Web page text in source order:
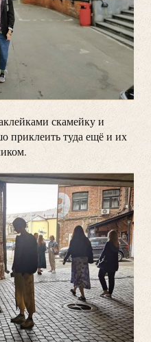
скамейку и
приклеить туда ещё и их